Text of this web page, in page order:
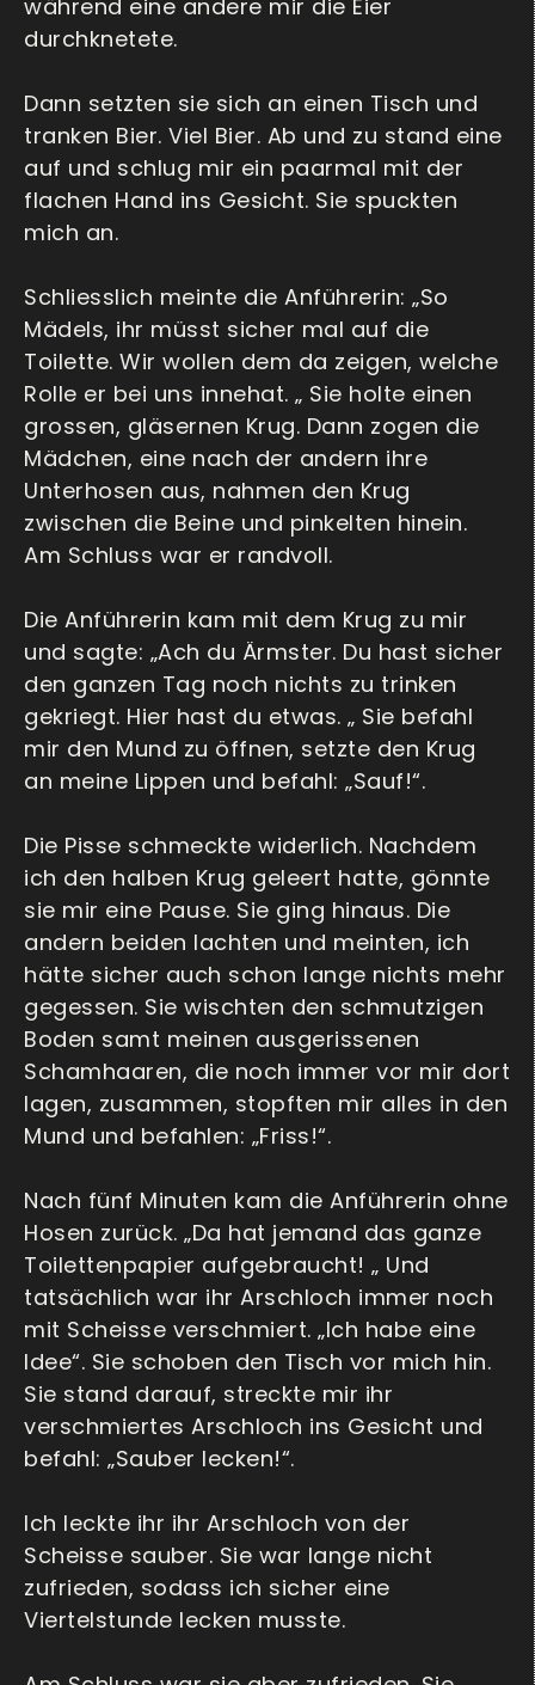
während eine andere mir die Eier
durchknetete.
Dann setzten sie sich an einen Tisch und
tranken Bier. Viel Bier. Ab und zu stand eine
auf und schlug mir ein paarmal mit der
flachen Hand ins Gesicht. Sie spuckten
mich an.
Schliesslich meinte die Anführerin: „So
Mädels, ihr müsst sicher mal auf die
Toilette. Wir wollen dem da zeigen, welche
Rolle er bei uns innehat. „ Sie holte einen
grossen, gläsernen Krug. Dann zogen die
Mädchen, eine nach der andern ihre
Unterhosen aus, nahmen den Krug
zwischen die Beine und pinkelten hinein.
Am Schluss war er randvoll.
Die Anführerin kam mit dem Krug zu mir
und sagte: „Ach du Ärmster. Du hast sicher
den ganzen Tag noch nichts zu trinken
gekriegt. Hier hast du etwas. „ Sie befahl
mir den Mund zu öffnen, setzte den Krug
an meine Lippen und befahl: „Sauf!“.
Die Pisse schmeckte widerlich. Nachdem
ich den halben Krug geleert hatte, gönnte
sie mir eine Pause. Sie ging hinaus. Die
andern beiden lachten und meinten, ich
hätte sicher auch schon lange nichts mehr
gegessen. Sie wischten den schmutzigen
Boden samt meinen ausgerissenen
Schamhaaren, die noch immer vor mir dort
lagen, zusammen, stopften mir alles in den
Mund und befahlen: „Friss!“.
Nach fünf Minuten kam die Anführerin ohne
Hosen zurück. „Da hat jemand das ganze
Toilettenpapier aufgebraucht! „ Und
tatsächlich war ihr Arschloch immer noch
mit Scheisse verschmiert. „Ich habe eine
Idee“. Sie schoben den Tisch vor mich hin.
Sie stand darauf, streckte mir ihr
verschmiertes Arschloch ins Gesicht und
befahl: „Sauber lecken!“.
Ich leckte ihr ihr Arschloch von der
Scheisse sauber. Sie war lange nicht
zufrieden, sodass ich sicher eine
Viertelstunde lecken musste.